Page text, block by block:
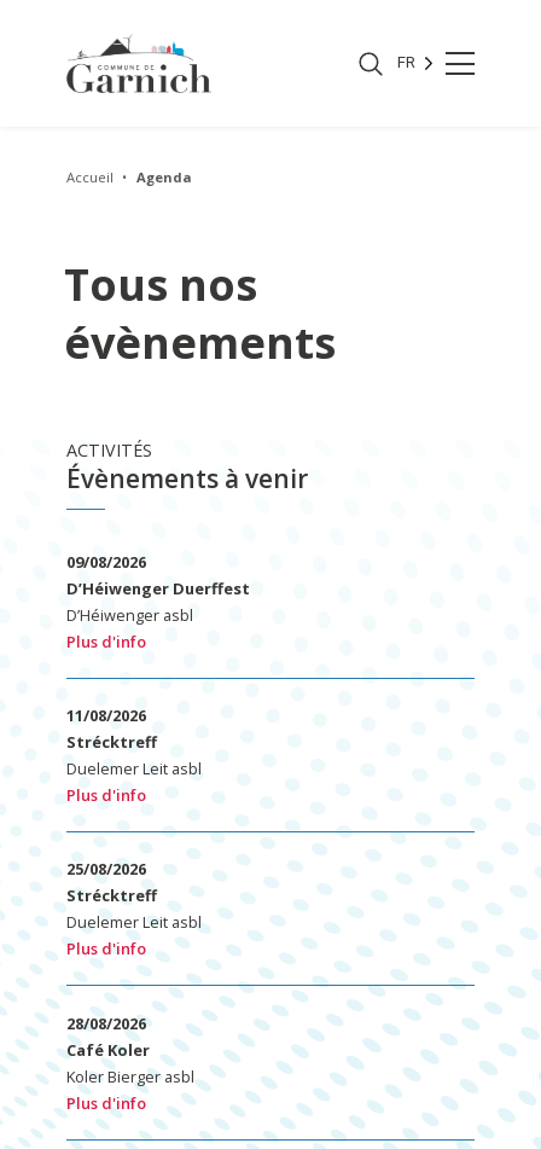
FR
Accueil Agenda
Tous nos
évènements
Évènements à venir
ACTIVITÉS
09/08/2026
D’Héiwenger Duerffest
D’Héiwenger asbl
Plus d'info
11/08/2026
Strécktreff
Duelemer Leit asbl
Plus d'info
25/08/2026
Strécktreff
Duelemer Leit asbl
Plus d'info
28/08/2026
Café Koler
Koler Bierger asbl
Plus d'info